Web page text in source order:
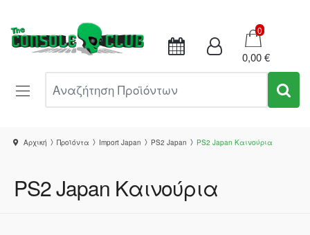
Καλάθι
0
0,00 €
Αρχική Προϊόντα Import Japan PS2 Japan PS2 Japan Καινούρια
PS2 Japan Καινούρια